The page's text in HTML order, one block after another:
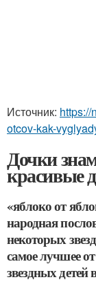
Источник:
otcov-kak-
Дочки
красивые
«яблоко от
народная
некоторых
самое лучшее
звездных детей